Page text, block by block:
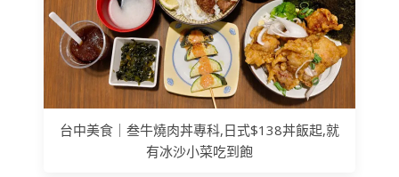
台中美食｜叁牛燒肉丼專科,日式$138丼飯起,就
有冰沙小菜吃到飽